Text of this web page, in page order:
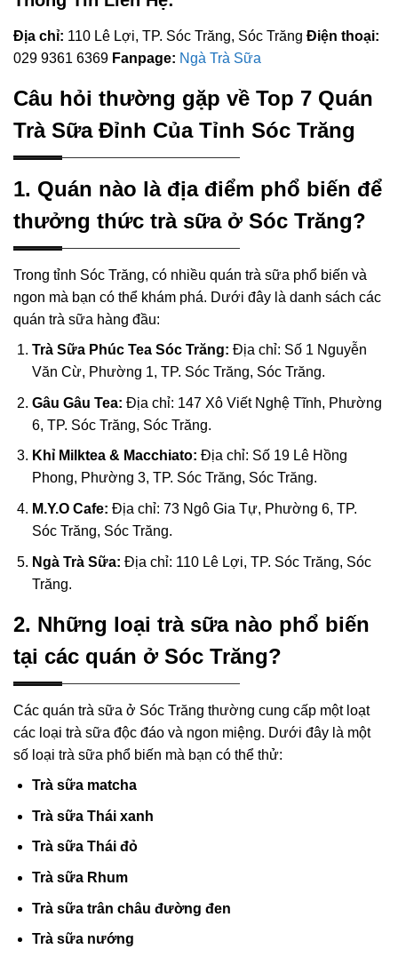
Địa chỉ: 110 Lê Lợi, TP. Sóc Trăng, Sóc Trăng Điện thoại:
029 9361 6369 Fanpage: Ngà Trà Sữa
Câu hỏi thường gặp về Top 7 Quán
Trà Sữa Đỉnh Của Tỉnh Sóc Trăng
1. Quán nào là địa điểm phổ biến để
thưởng thức trà sữa ở Sóc Trăng?
Trong tỉnh Sóc Trăng, có nhiều quán trà sữa phổ biến và
ngon mà bạn có thể khám phá. Dưới đây là danh sách các
quán trà sữa hàng đầu:
Trà Sữa Phúc Tea Sóc Trăng: Địa chỉ: Số 1 Nguyễn
Văn Cừ, Phường 1, TP. Sóc Trăng, Sóc Trăng.
Gâu Gâu Tea: Địa chỉ: 147 Xô Viết Nghệ Tĩnh, Phường
6, TP. Sóc Trăng, Sóc Trăng.
Khỉ Milktea & Macchiato: Địa chỉ: Số 19 Lê Hồng
Phong, Phường 3, TP. Sóc Trăng, Sóc Trăng.
M.Y.O Cafe: Địa chỉ: 73 Ngô Gia Tự, Phường 6, TP.
Sóc Trăng, Sóc Trăng.
Ngà Trà Sữa: Địa chỉ: 110 Lê Lợi, TP. Sóc Trăng, Sóc
Trăng.
2. Những loại trà sữa nào phổ biến
tại các quán ở Sóc Trăng?
Các quán trà sữa ở Sóc Trăng thường cung cấp một loạt
các loại trà sữa độc đáo và ngon miệng. Dưới đây là một
số loại trà sữa phổ biến mà bạn có thể thử:
Trà sữa matcha
Trà sữa Thái xanh
Trà sữa Thái đỏ
Trà sữa Rhum
Trà sữa trân châu đường đen
Trà sữa nướng